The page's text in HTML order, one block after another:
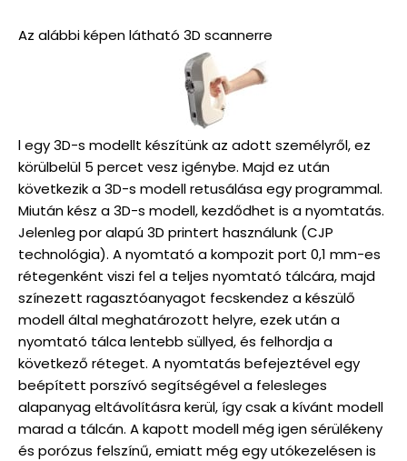
Az alábbi képen látható 3D scannerre
l egy 3D-s modellt készítünk az adott személyről, ez
körülbelül 5 percet vesz igénybe. Majd ez után
következik a 3D-s modell retusálása egy programmal.
Miután kész a 3D-s modell, kezdődhet is a nyomtatás.
Jelenleg por alapú 3D printert használunk (CJP
technológia). A nyomtató a kompozit port 0,1 mm-es
rétegenként viszi fel a teljes nyomtató tálcára, majd
színezett ragasztóanyagot fecskendez a készülő
modell által meghatározott helyre, ezek után a
nyomtató tálca lentebb süllyed, és felhordja a
következő réteget. A nyomtatás befejeztével egy
beépített porszívó segítségével a felesleges
alapanyag eltávolításra kerül, így csak a kívánt modell
marad a tálcán. A kapott modell még igen sérülékeny
és porózus felszínű, emiatt még egy utókezelésen is